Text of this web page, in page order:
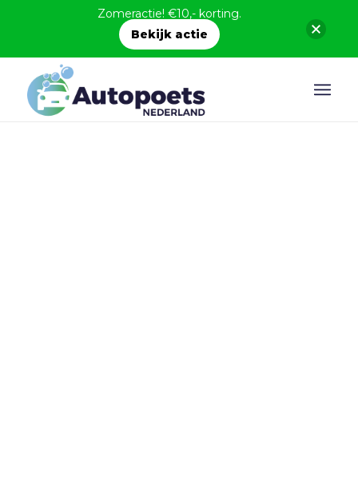
Zomeractie! €10,- korting.
Bekijk actie